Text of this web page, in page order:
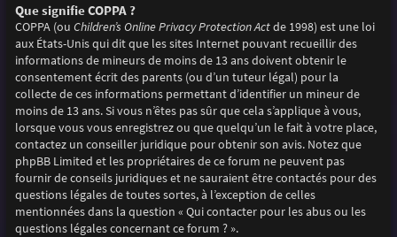
Que signifie COPPA ?
COPPA (ou Children’s Online Privacy Protection Actde 1998) est une loi
aux États-Unis qui dit que les sites Internet pouvant recueillir des
informations de mineurs de moins de 13 ans doivent obtenir le
consentement écrit des parents (ou d’un tuteur légal) pour la
collecte de ces informations permettant d’identifier un mineur de
moins de 13 ans. Si vous n’êtes pas sûr que cela s’applique à vous,
lorsque vous vous enregistrez ou que quelqu’un le fait à votre place,
contactez un conseiller juridique pour obtenir son avis. Notez que
phpBB Limited et les propriétaires de ce forum ne peuvent pas
fournir de conseils juridiques et ne sauraient être contactés pour des
questions légales de toutes sortes, à l’exception de celles
mentionnées dans la question « Qui contacter pour les abus ou les
questions légales concernant ce forum ? ».